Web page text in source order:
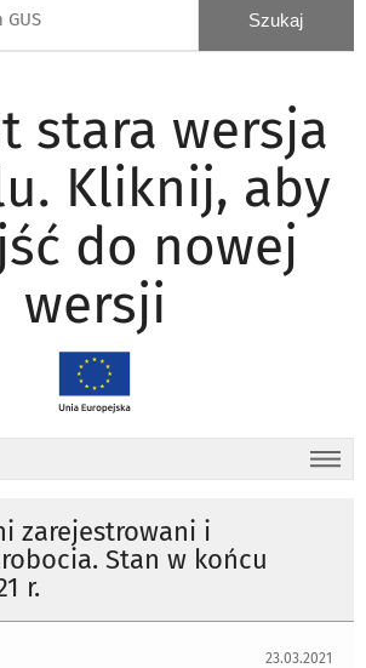
stara wersja
Kliknij, aby
do nowej
wersji
zarejestrowani i
Stan w końcu
r.
23.03.2021